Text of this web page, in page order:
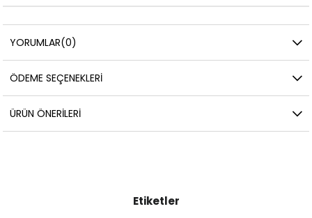
YORUMLAR(0)
ÖDEME SEÇENEKLERI
ÜRÜN ÖNERILERI
Etiketler